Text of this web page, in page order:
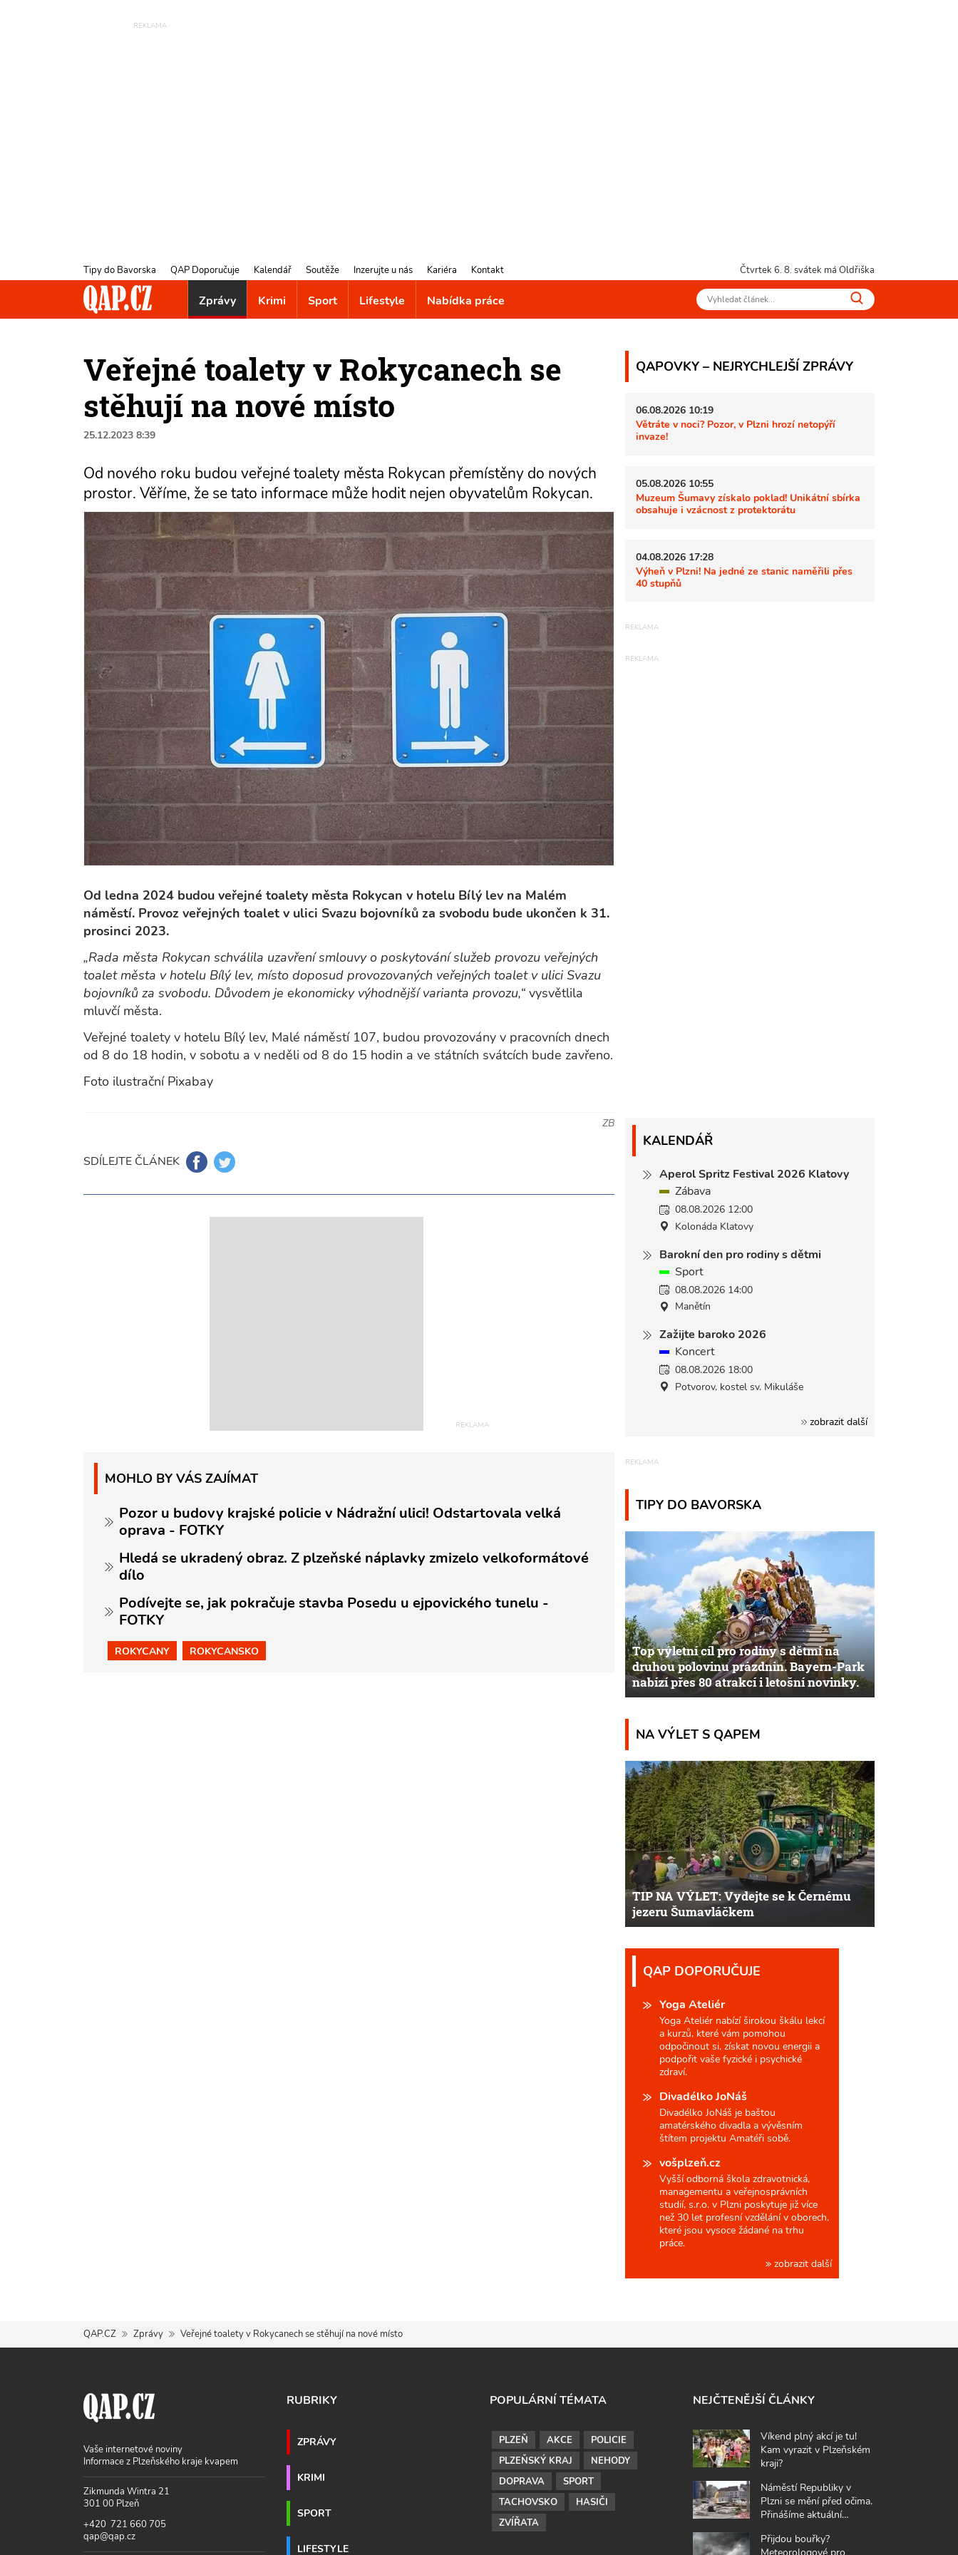
Tipy do Bavorska QAP Doporučuje Kalendář Soutěže Inzerujte u nás Kariéra Kontakt Čtvrtek 6. 8. svátek má Oldřiška
Zprávy Krimi Sport Lifestyle Nabídka práce
Veřejné toalety v Rokycanech se
stěhují na nové místo
25.12.2023 8:39
Od nového roku budou veřejné toalety města Rokycan přemístěny do nových
prostor. Věříme, že se tato informace může hodit nejen obyvatelům Rokycan.
Od ledna 2024 budou veřejné toalety města Rokycan v hotelu Bílý lev na Malém
náměstí. Provoz veřejných toalet v ulici Svazu bojovníků za svobodu bude ukončen k 31.
prosinci 2023.
„Rada města Rokycan schválila uzavření smlouvy o poskytování služeb provozu veřejných
toalet města v hotelu Bílý lev, místo doposud provozovaných veřejných toalet v ulici Svazu
bojovníků za svobodu. Důvodem je ekonomicky výhodnější varianta provozu,“ vysvětlila
mluvčí města.
Veřejné toalety v hotelu Bílý lev, Malé náměstí 107, budou provozovány v pracovních dnech
od 8 do 18 hodin, v sobotu a v neděli od 8 do 15 hodin a ve státních svátcích bude zavřeno.
Foto ilustrační Pixabay
ZB
SDÍLEJTE ČLÁNEK
MOHLO BY VÁS ZAJÍMAT
Pozor u budovy krajské policie v Nádražní ulici! Odstartovala velká
oprava - FOTKY
Hledá se ukradený obraz. Z plzeňské náplavky zmizelo velkoformátové
dílo
Podívejte se, jak pokračuje stavba Posedu u ejpovického tunelu -
FOTKY
ROKYCANY ROKYCANSKO
QAPOVKY – NEJRYCHLEJŠÍ ZPRÁVY
06.08.2026 10:19
Větráte v noci? Pozor, v Plzni hrozí netopýří
invaze!
05.08.2026 10:55
Muzeum Šumavy získalo poklad! Unikátní sbírka
obsahuje i vzácnost z protektorátu
04.08.2026 17:28
Výheň v Plzni! Na jedné ze stanic naměřili přes
40 stupňů
KALENDÁŘ
Aperol Spritz Festival 2026 Klatovy
Zábava
08.08.2026 12:00
Kolonáda Klatovy
Barokní den pro rodiny s dětmi
Sport
08.08.2026 14:00
Manětín
Zažijte baroko 2026
Koncert
08.08.2026 18:00
Potvorov, kostel sv. Mikuláše
zobrazit další
TIPY DO BAVORSKA
Top výletní cíl pro rodiny s dětmi na
druhou polovinu prázdnin. Bayern-Park
nabízí přes 80 atrakcí i letošní novinky.
NA VÝLET S QAPEM
TIP NA VÝLET: Vydejte se k Černému
jezeru Šumavláčkem
QAP DOPORUČUJE
Yoga Ateliér
Yoga Ateliér nabízí širokou škálu lekcí
a kurzů, které vám pomohou
odpočinout si, získat novou energii a
podpořit vaše fyzické i psychické
zdraví.
Divadélko JoNáš
Divadélko JoNáš je baštou
amatérského divadla a vývěsním
štítem projektu Amatéři sobě.
vošplzeň.cz
Vyšší odborná škola zdravotnická,
managementu a veřejnosprávních
studií, s.r.o. v Plzni poskytuje již více
než 30 let profesní vzdělání v oborech,
které jsou vysoce žádané na trhu
práce.
zobrazit další
QAP.CZ Zprávy Veřejné toalety v Rokycanech se stěhují na nové místo
Vaše internetové noviny
Informace z Plzeňského kraje kvapem
Zikmunda Wintra 21
301 00 Plzeň
+420 721 660 705
qap@qap.cz
RUBRIKY
ZPRÁVY
KRIMI
SPORT
LIFESTYLE
POPULÁRNÍ TÉMATA
PLZEŇ AKCE
POLICIE
PLZEŇSKÝ KRAJ
NEHODY
DOPRAVA
SPORT
TACHOVSKO
HASIČI
ZVÍŘATA
NEJČTENĚJŠÍ ČLÁNKY
Víkend plný akcí je tu!
Kam vyrazit v Plzeňském
kraji?
Náměstí Republiky v
Plzni se mění před očima.
Přinášíme aktuální
Přijdou bouřky?
Meteorologové pro